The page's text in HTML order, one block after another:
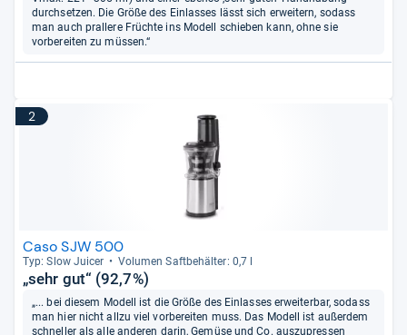
durchsetzen. Die Größe des Einlasses lässt sich erweitern, sodass
man auch prallere Früchte ins Modell schieben kann, ohne sie
vorbereiten zu müssen.“
2
Caso SJW 500
Typ: Slow Jui­cer Volu­men Saft­be­häl­ter: 0,7 l
„sehr gut“ (92,7%)
„... bei diesem Modell ist die Größe des Einlasses erweiterbar, sodass
man hier nicht allzu viel vorbereiten muss. Das Modell ist außerdem
schneller als alle anderen darin, Gemüse und Co. auszupressen